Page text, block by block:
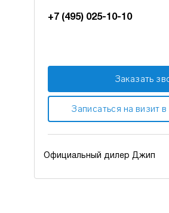
+7 (495) 025-10-10
Заказать
Записаться на визит
Официальный дилер Джип